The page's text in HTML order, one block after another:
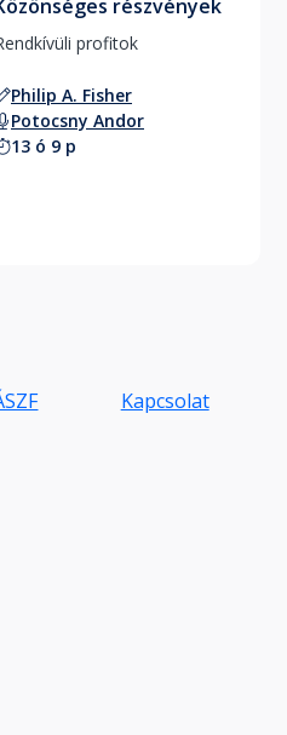
részvények
Philip A. Fisher
Potocsny Andor
13 ó 9 p
Kapcsolat